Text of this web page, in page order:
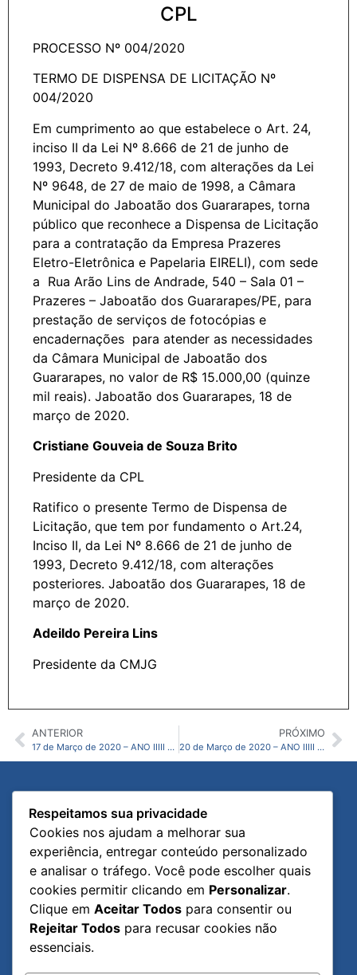
CPL
PROCESSO Nº 004/2020
TERMO DE DISPENSA DE LICITAÇÃO Nº
004/2020
Em cumprimento ao que estabelece o Art. 24,
inciso II da Lei Nº 8.666 de 21 de junho de
1993, Decreto 9.412/18, com alterações da Lei
Nº 9648, de 27 de maio de 1998, a Câmara
Municipal do Jaboatão dos Guararapes, torna
público que reconhece a Dispensa de Licitação
para a contratação da Empresa Prazeres
Eletro-Eletrônica e Papelaria EIRELI), com sede
a Rua Arão Lins de Andrade, 540 – Sala 01 –
Prazeres – Jaboatão dos Guararapes/PE, para
prestação de serviços de fotocópias e
encadernações para atender as necessidades
da Câmara Municipal de Jaboatão dos
Guararapes, no valor de R$ 15.000,00 (quinze
mil reais). Jaboatão dos Guararapes, 18 de
março de 2020.
Cristiane Gouveia de Souza Brito
Presidente da CPL
Ratifico o presente Termo de Dispensa de
Licitação, que tem por fundamento o Art.24,
Inciso II, da Lei Nº 8.666 de 21 de junho de
1993, Decreto 9.412/18, com alterações
posteriores. Jaboatão dos Guararapes, 18 de
março de 2020.
Adeildo Pereira Lins
Presidente da CMJG
ANTERIOR
17 de Março de 2020 – ANO IIIII – N11 – CMJG
PRÓXIMO
20 de Março de 2020 – ANO IIIII – N13 – CMJG
Links Úteis
Portal Institucional
Portal da Transparência
Ouvidoria Legislativa
Processo Legislativo
Diário Oficial
Página Inicial
Publicações Oficiais
Ano Editorial
Publicações
Respeitamos sua privacidade
Cookies nos ajudam a melhorar sua
experiência, entregar conteúdo personalizado
e analisar o tráfego. Você pode escolher quais
cookies permitir clicando em Personalizar.
Clique em Aceitar Todos para consentir ou
Rejeitar Todos para recusar cookies não
essenciais.